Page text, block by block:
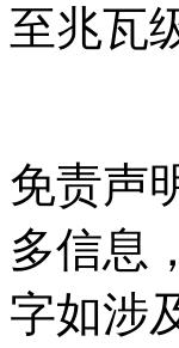
至兆瓦
免责声
多信息
字如涉